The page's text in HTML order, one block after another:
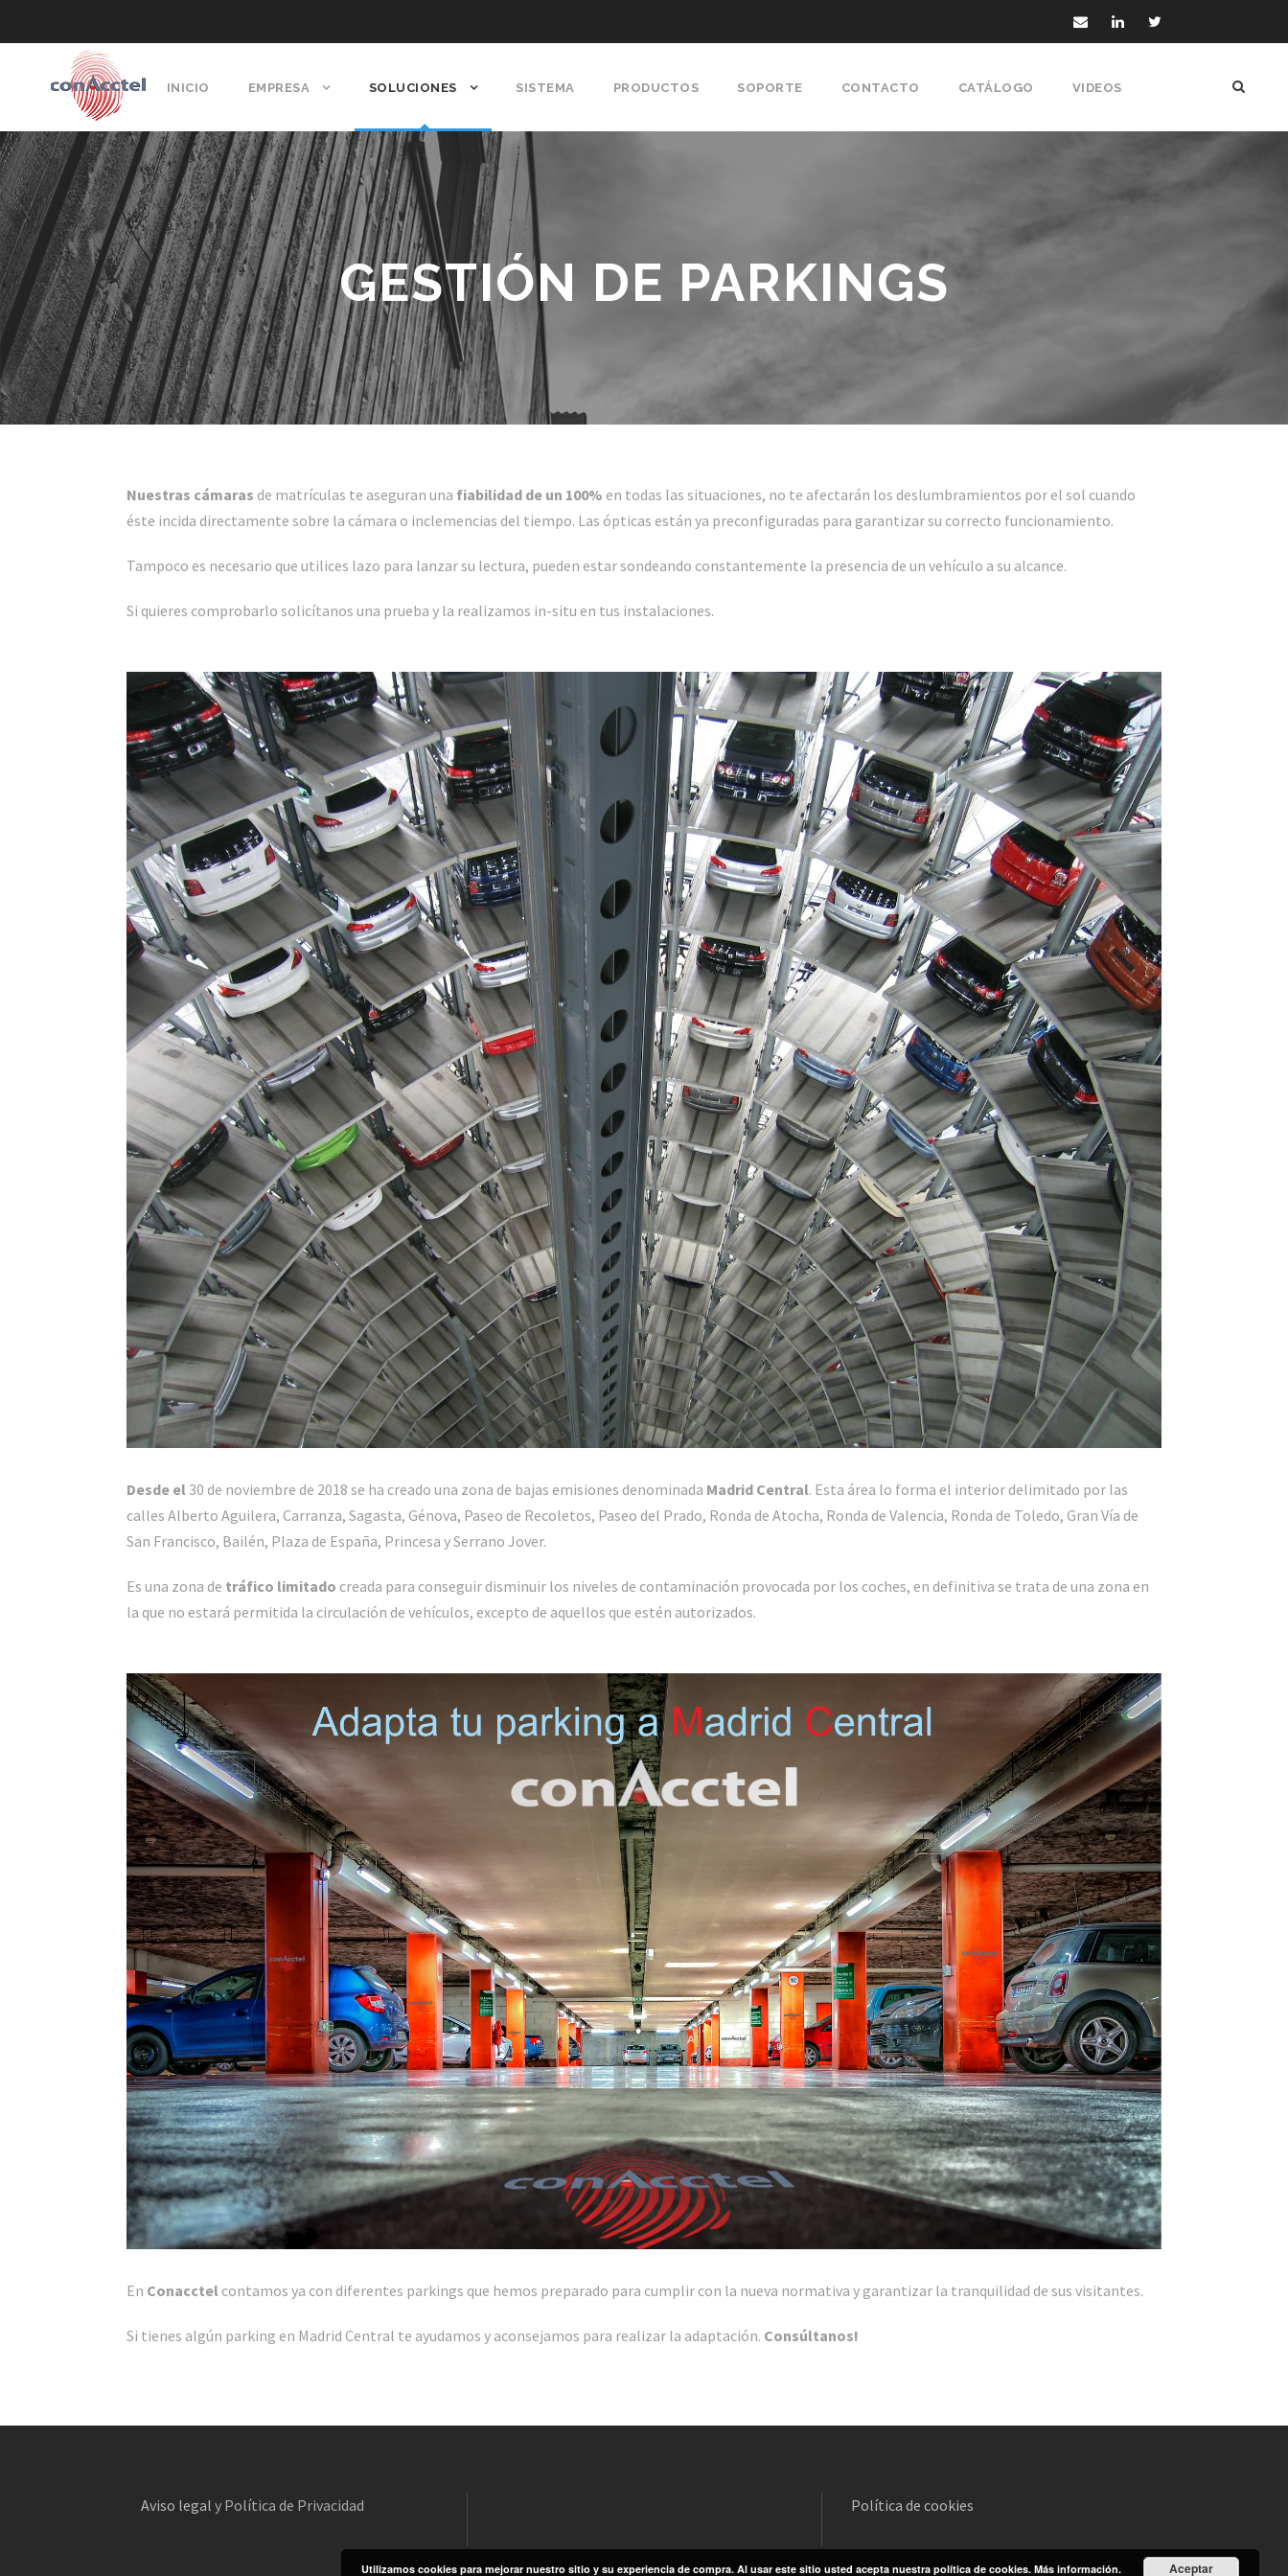
INICIO EMPRESA SOLUCIONES SISTEMA PRODUCTOS SOPORTE CONTACTO CATÁLOGO VIDEOS
GESTIÓN DE PARKINGS
Nuestras cámaras de matrículas te aseguran una fiabilidad de un 100% en todas las situaciones, no te afectarán los deslumbramientos por el sol cuando
éste incida directamente sobre la cámara o inclemencias del tiempo. Las ópticas están ya preconfiguradas para garantizar su correcto funcionamiento.
Tampoco es necesario que utilices lazo para lanzar su lectura, pueden estar sondeando constantemente la presencia de un vehículo a su alcance.
Si quieres comprobarlo solicítanos una prueba y la realizamos in-situ en tus instalaciones.
Desde el 30 de noviembre de 2018 se ha creado una zona de bajas emisiones denominada Madrid Central. Esta área lo forma el interior delimitado por las
calles Alberto Aguilera, Carranza, Sagasta, Génova, Paseo de Recoletos, Paseo del Prado, Ronda de Atocha, Ronda de Valencia, Ronda de Toledo, Gran Vía de
San Francisco, Bailén, Plaza de España, Princesa y Serrano Jover.
Es una zona de tráfico limitado creada para conseguir disminuir los niveles de contaminación provocada por los coches, en definitiva se trata de una zona en
la que no estará permitida la circulación de vehículos, excepto de aquellos que estén autorizados.
En Conacctel contamos ya con diferentes parkings que hemos preparado para cumplir con la nueva normativa y garantizar la tranquilidad de sus visitantes.
Si tienes algún parking en Madrid Central te ayudamos y aconsejamos para realizar la adaptación. Consúltanos!
Aviso legal y Política de Privacidad Política de cookies
Utilizamos cookies para mejorar nuestro sitio y su experiencia de compra. Al usar este sitio usted acepta nuestra política de cookies. Más información. Aceptar